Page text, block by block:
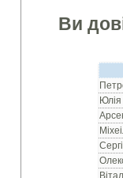
Ви